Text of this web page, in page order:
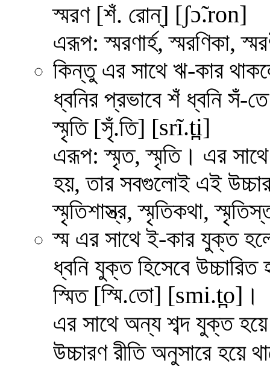
স্মরণ [শঁ. রোন্] [ʃɔ̃.ron]
এরূপ: স্মরণার্হ, স্মরণিকা,
কিন্তু এর সাথে ঋ-কার
ধ্বনির প্রভাবে শঁ ধ্বনি সঁ-
স্মৃতি [সৃঁ.তি] [srĩ.t̪i]
এরূপ: স্মৃত, স্মৃতি। এর
হয়, তার সবগুলোই এই
স্মৃতিশাস্ত্র, স্মৃতিকথা,
স্ম এর সাথে ই-কার যুক্ত
ধ্বনি যুক্ত হিসেবে
স্মিত [স্মি.তো] [smi.t̪o]।
এর সাথে অন্য শব্দ যুক্ত
উচ্চারণ রীতি অনুসারে হয়ে